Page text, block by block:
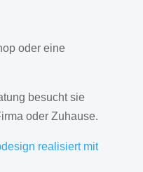
oder eine
besucht sie
oder Zuhause.
realisiert mit